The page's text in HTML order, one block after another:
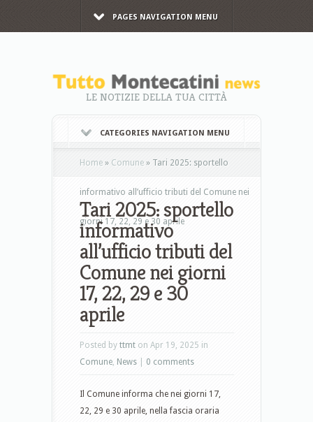
PAGES NAVIGATION MENU
LE NOTIZIE DELLA TUA CITTÀ
CATEGORIES NAVIGATION MENU
Home » Comune » Tari 2025: sportello
informativo all’ufficio tributi del Comune nei
giorni 17, 22, 29 e 30 aprile
Tari 2025: sportello
informativo
all’ufficio tributi del
Comune nei giorni
17, 22, 29 e 30
aprile
Posted by ttmt on Apr 19, 2025 in
Comune, News 0 comments
Il Comune informa che nei giorni 17,
22, 29 e 30 aprile, nella fascia oraria